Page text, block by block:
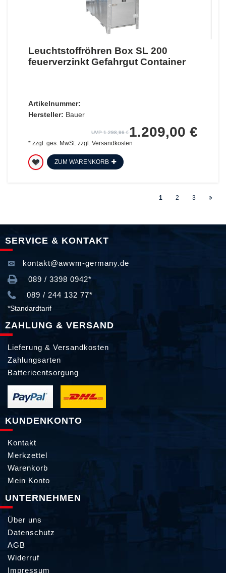
Leuchtstoffröhren Box SL 200
feuerverzinkt Gefahrgut Container
Artikelnummer:
Hersteller: Bauer
UVP 1.298,96 €1.209,00 €
* zzgl. ges. MwSt.zzgl. Versandkosten
ZUM WARENKORB
1 2 3
SERVICE & KONTAKT
kontakt@awwm-germany.de
089 / 3398 0942*
089 / 244 132 77*
*Standardtarif
ZAHLUNG & VERSAND
Lieferung & Versandkosten
Zahlungsarten
Batterieentsorgung
KUNDENKONTO
Kontakt
Merkzettel
Warenkorb
Mein Konto
UNTERNEHMEN
Über uns
Datenschutz
AGB
Widerruf
Impressum